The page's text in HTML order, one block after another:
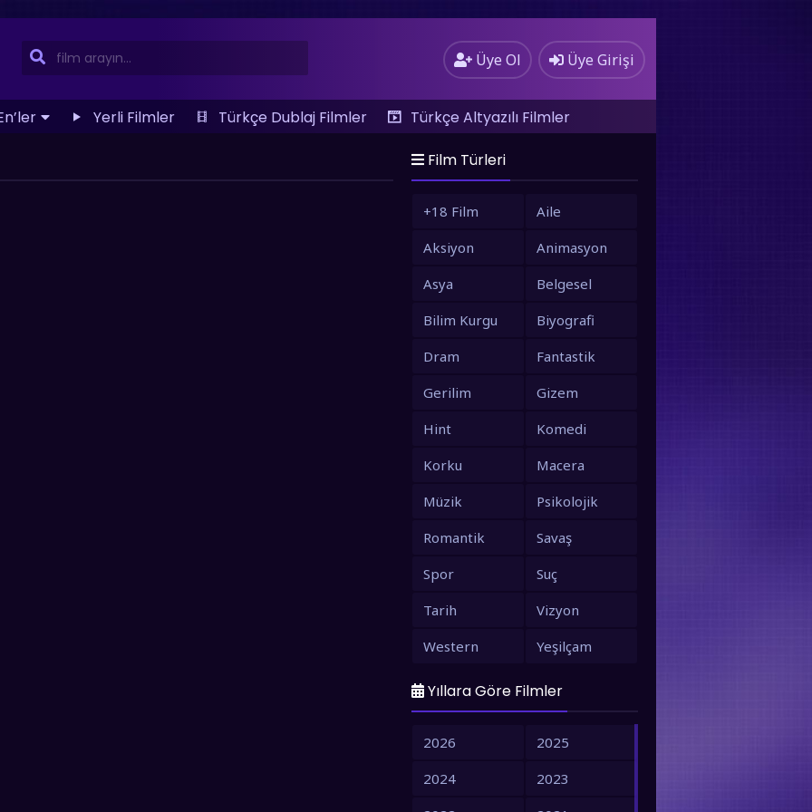
Üye Ol Üye Girişi
Yerli Filmler Türkçe Dublaj Filmler
Türkçe Altyazılı Filmler
Film Türleri
+18 Film
Aile
Aksiyon
Animasyon
Asya
Belgesel
Bilim Kurgu
Biyografi
Dram
Fantastik
Gerilim
Gizem
Hint
Komedi
Korku
Macera
Müzik
Psikolojik
Romantik
Savaş
Spor
Suç
Tarih
Vizyon
Western
Yeşilçam
Yıllara Göre Filmler
2026
2025
2024
2023